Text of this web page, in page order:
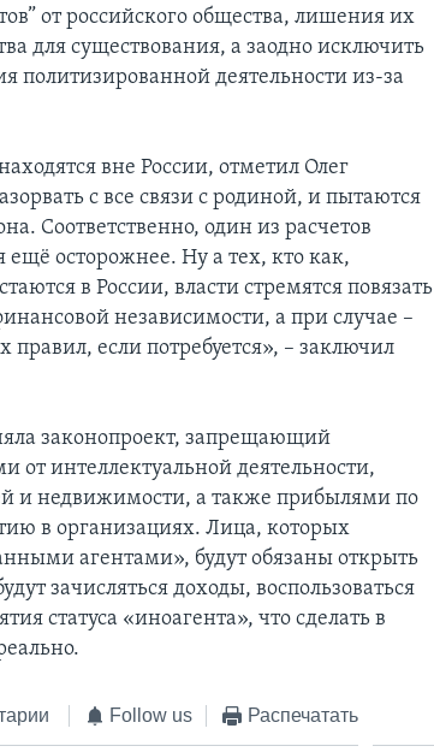
от российского общества, лишения их
для существования, а заодно исключить
деятельности из-за
вне России, отметил Олег
с все связи с родиной, и пытаются
Соответственно, один из расчетов
ещё осторожнее. Ну а тех, кто как,
в России, власти стремятся повязать
независимости, а при случае –
если потребуется», – заключил
законопроект, запрещающий
от интеллектуальной деятельности,
и недвижимости, а также прибылями по
в организациях. Лица, которых
агентами», будут обязаны открыть
зачисляться доходы, воспользоваться
статуса «иноагента», что сделать в
Follow us Распечатать